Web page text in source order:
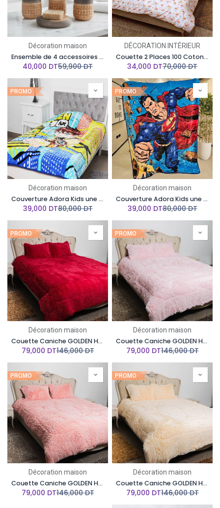
Décoration maison
Ensemble de 4 accessoires de salle de bain en céramique GOLDEN HOUSE
40,000 DT59,900DT
DÉCORATION INTÉRIEUR
Couette 2 Places 100 Coton 190x235Cm-flamant rose
34,000 DT70,000DT
PROMO
Décoration maison
Couverture Adora Kids une Place 160x210 cm- BEN 10
39,000 DT80,000DT
PROMO
Décoration maison
Couverture Adora Kids une Place 160x210 cm-SUPER MAN
39,000 DT80,000DT
PROMO
Décoration maison
Couette Caniche GOLDEN HOUSE 190 X 250 Cm-Rouge
79,000 DT146,000DT
PROMO
Décoration maison
Couette Caniche GOLDEN HOUSE 190 X 250 Cm-Rosedrajée
79,000 DT146,000DT
PROMO
Décoration maison
Couette Caniche GOLDEN HOUSE 190 X 250 Cm-Rose
79,000 DT146,000DT
PROMO
Décoration maison
Couette Caniche GOLDEN HOUSE 190 X 250 Cm-Beige clair
79,000 DT146,000DT